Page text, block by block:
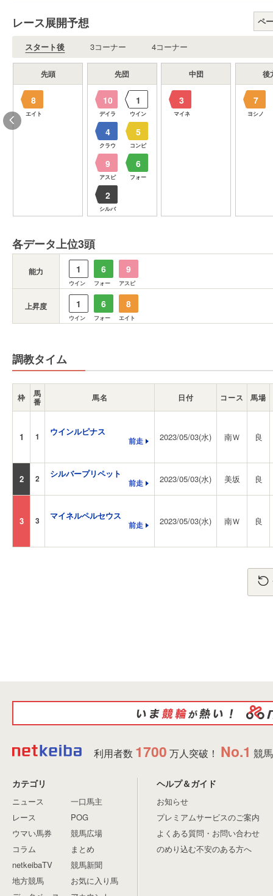
レース展開予想 ペ
スタート後 3コーナー 4コーナー
先頭
8
エイト
先団
10
デイラ
1
ウイン
4
クラウ
5
コンピ
9
アスピ
6
フォー
2
シルバ
中団
3
マイネ
後
7
ヨシノ
各データ上位3頭
能力 1
ウイン
6
フォー
9
アスピ
上昇度 1
ウイン
6
フォー
8
エイト
調教タイム
枠 馬
番 馬名 日付 コース 馬場
1 1 ウインルピナス
前走 2023/05/03(水) 南Ｗ 良
2 2 シルバープリペット
前走 2023/05/03(水) 美坂 良
3 3 マイネルペルセウス
前走 2023/05/03(水) 南Ｗ 良
利用者数 1700 万人突破！ No.1 競
カテゴリ
ニュース
レース
ウマい馬券
コラム
netkeibaTV
地方競馬
一口馬主
POG
競馬広場
まとめ
競馬新聞
お気に入り馬
ヘルプ＆ガイド
お知らせ
プレミアムサービスのご案内
よくある質問・お問い合わせ
のめり込む不安のある方へ